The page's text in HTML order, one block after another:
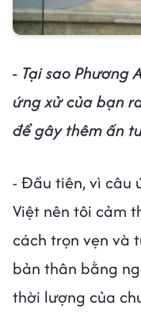
- Tại sao Phương
ứng xử của bạn
để gây thêm ấn
- Đầu tiên, vì câu
Việt nên tôi cảm
cách trọn vẹn và
bản thân bằng
thời lượng của